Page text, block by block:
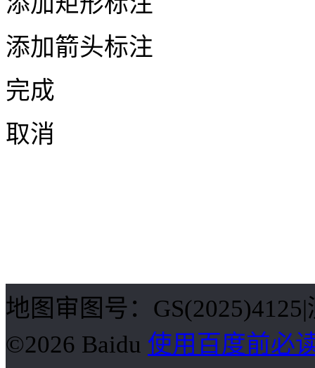
添加箭头标注
完成
取消
地图审图号：
©2026 Baidu 使用百度前必